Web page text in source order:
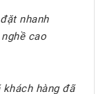
nhanh
cao
khách hàng đã